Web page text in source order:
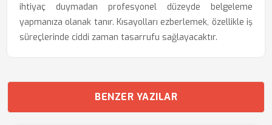
ihtiyaç duymadan profesyonel düzeyde belgeleme
yapmanıza olanak tanır. Kısayolları ezberlemek, özellikle iş
süreçlerinde ciddi zaman tasarrufu sağlayacaktır.
BENZER YAZILAR